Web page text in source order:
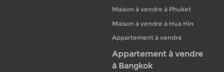
Maison à vendre à Phuket
Maison à vendre à Hua Hin
Appartement à vendre
Appartement à vendre
à Bangkok